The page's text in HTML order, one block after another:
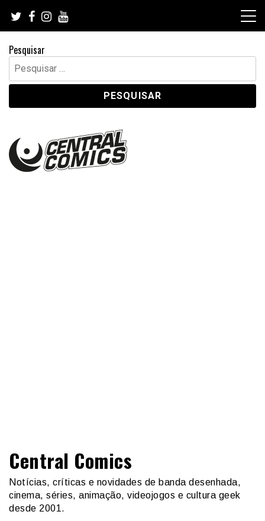
content
Pesquisar
Pesquisar
por:
Central Comics
Notícias, críticas e novidades de banda desenhada,
cinema, séries, animação, videojogos e cultura geek
desde 2001.